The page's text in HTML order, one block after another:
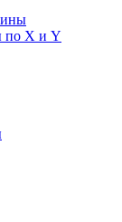
по X и Y